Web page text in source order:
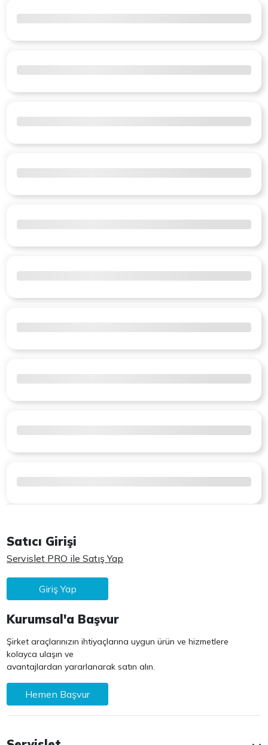
Satıcı Girişi
Servislet PRO ile Satış Yap
Giriş Yap
Kurumsal'a Başvur
Şirket araçlarınızın ihtiyaçlarına uygun ürün ve hizmetlere
kolayca ulaşın ve
avantajlardan yararlanarak satın alın.
Hemen Başvur